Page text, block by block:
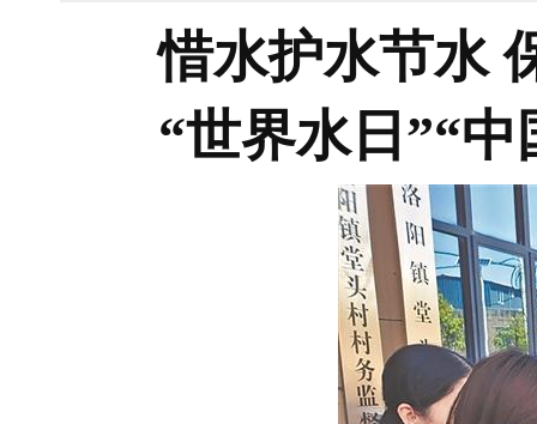
惜水护水节水
“世界水日”“